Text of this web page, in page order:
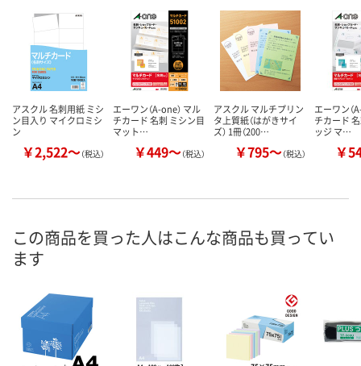
アスクル 名刺用紙 ミシ
ン目入り マイクロミシ
ン
￥2,522～（税込）
エーワン（A-one） マル
チカード 名刺 ミシン目
マット…
￥449～（税込）
アスクル マルチプリン
タ上質紙（はがきサイ
ズ） 1冊（200…
￥795～（税込）
エーワン（
チカード
ッジ マ…
￥
この商品を買った人はこんな商品も買ってい
ます